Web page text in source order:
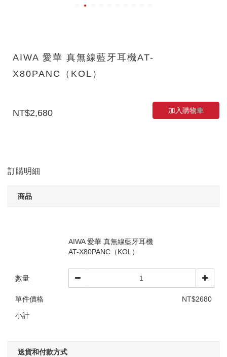
AIWA 愛華 真無線藍牙耳機AT-
X80PANC（KOL）
NT$2,680 加入購物車
訂購明細
商品
AIWA 愛華 真無線藍牙耳機
AT-X80PANC（KOL）
數量
單件價格
NT$2680
小計
送貨和付款方式